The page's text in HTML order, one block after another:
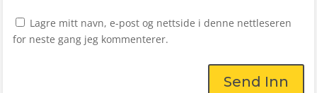
Lagre mitt navn, e-post og nettside i denne nettleseren
for neste gang jeg kommenterer.
Send Inn